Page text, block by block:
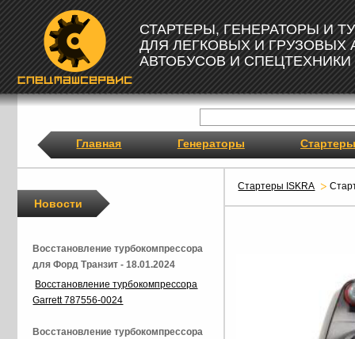
СТАРТЕРЫ, ГЕНЕРАТОРЫ И
ДЛЯ ЛЕГКОВЫХ И ГРУЗОВЫХ
АВТОБУСОВ И СПЕЦТЕХНИКИ
Главная Генераторы Стартеры
Стартеры ISKRA
Новости
Восстановление турбокомпрессора
для Форд Транзит - 18.01.2024
Восстановление турбокомпрессора
Garrett 787556-0024
Восстановление турбокомпрессора